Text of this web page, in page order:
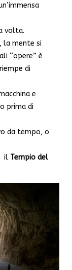
volta.
la mente si
“opere” è
di
e
prima di
da tempo, o
il Tempio del